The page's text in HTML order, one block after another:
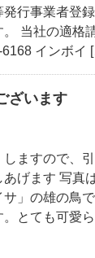
行事業者登
当社の適格
インボイ
ざいます
ますので、
げます 写真
」の雄の鳥
とても可愛